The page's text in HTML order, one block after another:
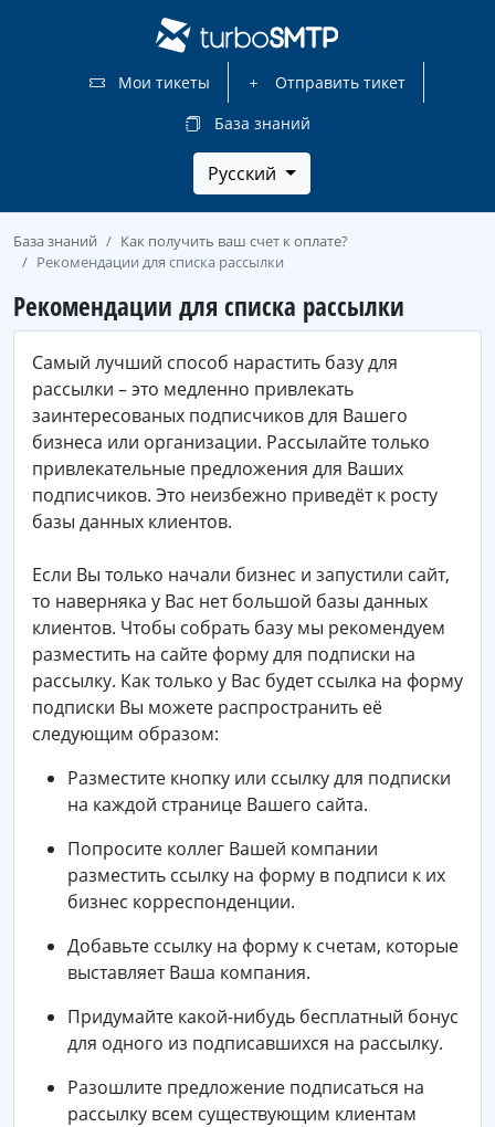
Мои тикеты
Отправить тикет
База знаний
Русский
База знаний
Как получить ваш счет к оплате?
Рекомендации для списка рассылки
Рекомендации для списка рассылки
Самый лучший способ нарастить базу для
рассылки – это медленно привлекать
заинтересованых подписчиков для Вашего
бизнеса или организации. Рассылайте только
привлекательные предложения для Ваших
подписчиков. Это неизбежно приведёт к росту
базы данных клиентов.
Если Вы только начали бизнес и запустили сайт,
то наверняка у Вас нет большой базы данных
клиентов. Чтобы собрать базу мы рекомендуем
разместить на сайте форму для подписки на
рассылку. Как только у Вас будет ссылка на форму
подписки Вы можете распространить её
следующим образом:
Разместите кнопку или ссылку для подписки
на каждой странице Вашего сайта.
Попросите коллег Вашей компании
разместить ссылку на форму в подписи к их
бизнес корреспонденции.
Добавьте ссылку на форму к счетам, которые
выставляет Ваша компания.
Придумайте какой-нибудь бесплатный бонус
для одного из подписавшихся на рассылку.
Разошлите предложение подписаться на
рассылку всем существующим клиентам